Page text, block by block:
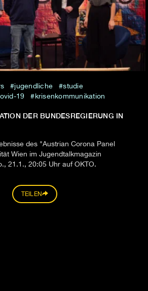
jugendliche
studie
19
krisenkommunikation
DER BUNDESREGIERUNG IN
des "Austrian Corona Panel
Wien im Jugendtalkmagazin
21.1., 20:05 Uhr auf OKTO.
TEILEN